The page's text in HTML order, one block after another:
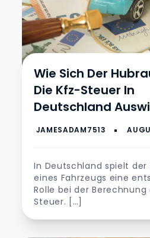
Wie Sich Der
Die Kfz-Steuer In
Deutschland
In Deutschland spielt der
eines Fahrzeugs eine
Rolle bei der Berechnung
Steuer. […]